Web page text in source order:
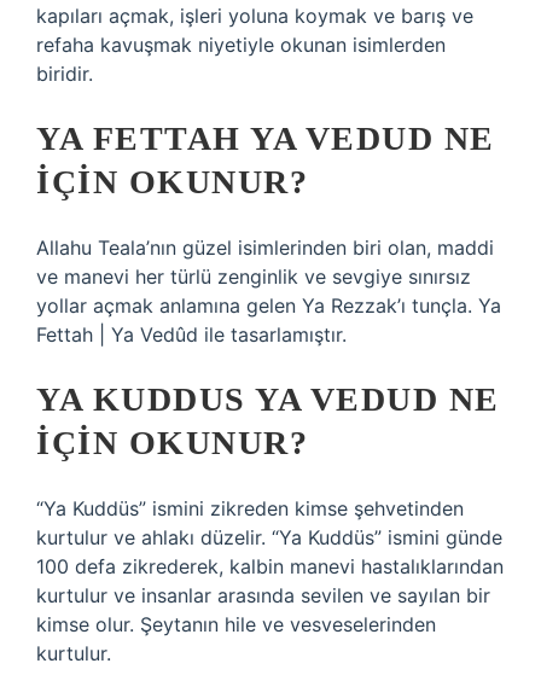
kapıları açmak, işleri yoluna koymak ve barış ve
refaha kavuşmak niyetiyle okunan isimlerden
biridir.
YA FETTAH YA VEDUD NE
IÇIN OKUNUR?
Allahu Teala’nın güzel isimlerinden biri olan, maddi
ve manevi her türlü zenginlik ve sevgiye sınırsız
yollar açmak anlamına gelen Ya Rezzak’ı tunçla. Ya
Fettah | Ya Vedûd ile tasarlamıştır.
YA KUDDUS YA VEDUD NE
IÇIN OKUNUR?
“Ya Kuddüs” ismini zikreden kimse şehvetinden
kurtulur ve ahlakı düzelir. “Ya Kuddüs” ismini günde
100 defa zikrederek, kalbin manevi hastalıklarından
kurtulur ve insanlar arasında sevilen ve sayılan bir
kimse olur. Şeytanın hile ve vesveselerinden
kurtulur.